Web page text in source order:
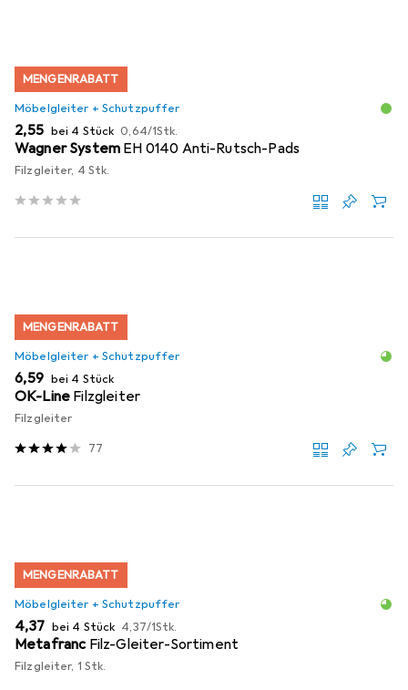
MENGENRABATT
Möbelgleiter + Schutzpuffer
EUR
2,55 bei 4 Stück EUR
0,64/1Stk.
Wagner System EH 0140 Anti-Rutsch-Pads
Filzgleiter, 4 Stk.
MENGENRABATT
Möbelgleiter + Schutzpuffer
EUR
6,59 bei 4 Stück
OK-Line Filzgleiter
Filzgleiter
77
MENGENRABATT
Möbelgleiter + Schutzpuffer
EUR
4,37 bei 4 Stück EUR
4,37/1Stk.
Metafranc Filz-Gleiter-Sortiment
Filzgleiter, 1 Stk.